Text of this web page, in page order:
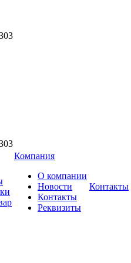
Компания
О компании
Новости
Контакты
Реквизиты
Контакты